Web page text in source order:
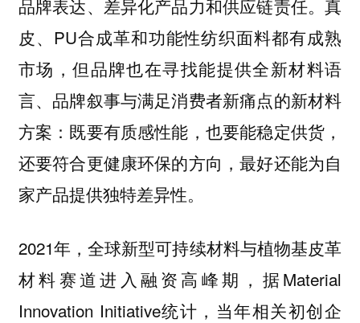
品牌表达、差异化产品力和供应链责任。真
皮、PU合成革和功能性纺织面料都有成熟
市场，但品牌也在寻找能提供全新材料语
言、品牌叙事与满足消费者新痛点的新材料
方案：既要有质感性能，也要能稳定供货，
还要符合更健康环保的方向，最好还能为自
家产品提供独特差异性。
2021年，全球新型可持续材料与植物基皮革
材料赛道进入融资高峰期，据Material
Innovation Initiative统计，当年相关初创企